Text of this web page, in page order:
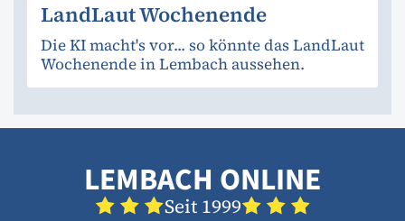
LandLaut Wochenende
Die KI macht's vor... so könnte das LandLaut
Wochenende in Lembach aussehen.
LEMBACH ONLINE
Seit 1999